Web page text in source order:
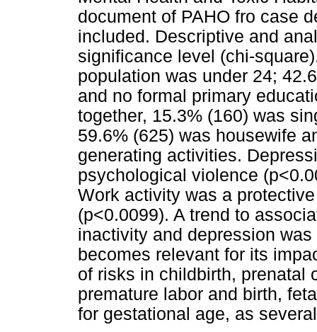
document of PAHO fro case
included. Descriptive and
significance level (chi-
population was under 24;
and no formal primary
together, 15.3% (160) was
59.6% (625) was housewife
generating activities.
psychological violence
Work activity was a
(p<0.0099). A trend to
inactivity and depression
becomes relevant for its
of risks in childbirth, prenatal
premature labor and birth,
for gestational age, as